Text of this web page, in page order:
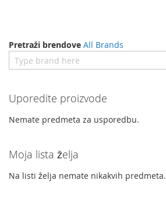
Pretraži brendove All Brands
Uporedite proizvode
Nemate predmeta za usporedbu.
Moja lista želja
Na listi želja nemate nikakvih predmeta.